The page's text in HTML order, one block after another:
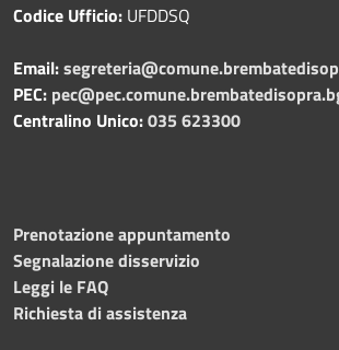
Codice Ufficio: UFDDSQ
Email:
PEC:
Centralino Unico:035 623300
Prenotazione appuntamento
Segnalazione disservizio
Leggi le FAQ
Richiesta di assistenza